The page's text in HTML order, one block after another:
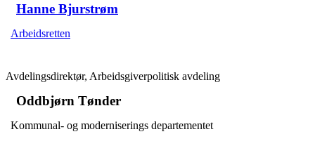
Hanne Bjurstrøm
Arbeidsretten
Avdelingsdirektør, Arbeidsgiverpolitisk avdeling
Oddbjørn Tønder
Kommunal- og moderniserings departementet